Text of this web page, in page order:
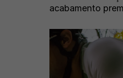
acabamento